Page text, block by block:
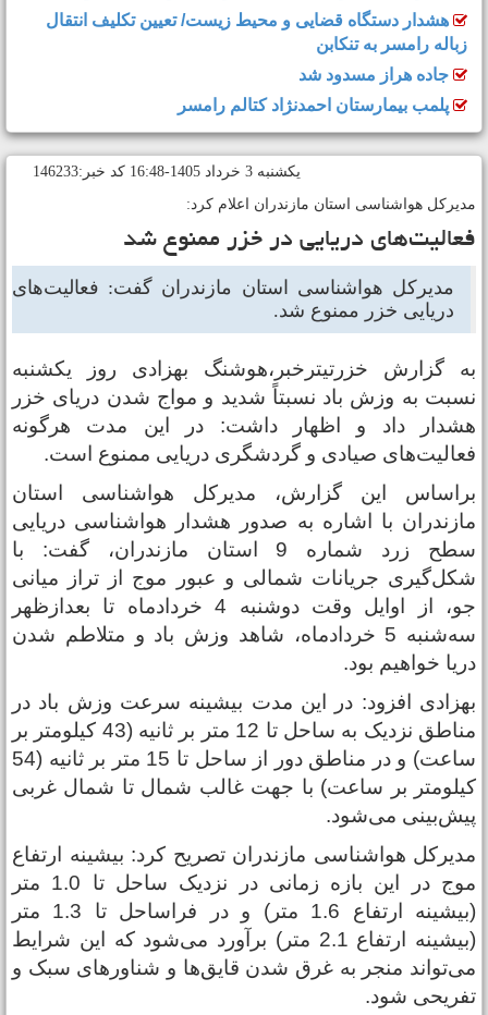
هشدار دستگاه قضایی و محیط زیست/ تعیین تکلیف انتقال
زباله رامسر به تنکابن
جاده هراز مسدود شد
پلمب بیمارستان احمدنژاد کتالم رامسر
يکشنبه 3 خرداد 1405-16:48 کد خبر:146233
هواشناسی استان مازندران اعلام کرد:
دریایی در خزر ممنوع شد
مدیرکل هواشناسی استان مازندران گفت: فعالیت‌های
دریایی خزر ممنوع شد.
گزارش خزرتیترخبر،هوشنگ بهزادی روز یکشنبه
به وزش باد نسبتاً شدید و مواج شدن دریای خزر
داد و اظهار داشت: در این مدت هرگونه
صیادی و گردشگری دریایی ممنوع است.
این گزارش، مدیرکل هواشناسی استان
با اشاره به صدور هشدار هواشناسی دریایی
سطح زرد شماره 9 استان مازندران، گفت: با
جریانات شمالی و عبور موج از تراز میانی
جو، از اوایل وقت دوشنبه 4 خردادماه تا بعدازظهر
سه‌شنبه 5 خردادماه، شاهد وزش باد و متلاطم شدن
خواهیم بود.
افزود: در این مدت بیشینه سرعت وزش باد در
مناطق نزدیک به ساحل تا 12 متر بر ثانیه (43 کیلومتر بر
ساعت) و در مناطق دور از ساحل تا 15 متر بر ثانیه (54
بر ساعت) با جهت غالب شمال تا شمال غربی
می‌شود.
هواشناسی مازندران تصریح کرد: بیشینه ارتفاع
موج در این بازه زمانی در نزدیک ساحل تا 1.0 متر
(بیشینه ارتفاع 1.6 متر) و در فراساحل تا 1.3 متر
(بیشینه ارتفاع 2.1 متر) برآورد می‌شود که این شرایط
منجر به غرق شدن قایق‌ها و شناورهای سبک و
شود.